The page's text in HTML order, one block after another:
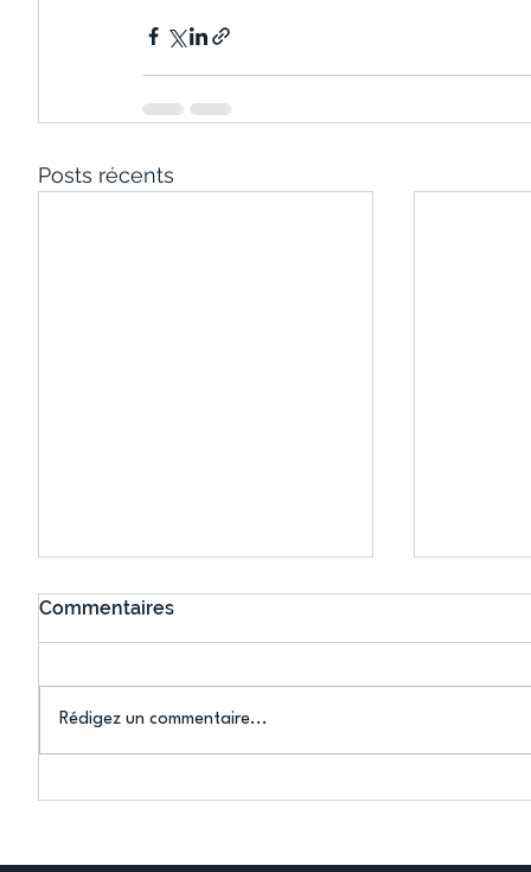
Posts récents
Ping ? Quand le tennis de
termine
Commentaires
Rédigez un commentaire...